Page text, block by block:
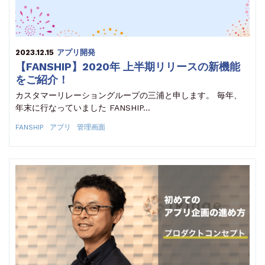
2023.12.15 アプリ開発
【FANSHIP】2020年 上半期リリースの新機能
をご紹介！
カスタマーリレーショングループの三浦と申します。 毎年、
年末に行なっていました FANSHIP…
FANSHIP アプリ 管理画面